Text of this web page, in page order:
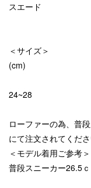
スエード
＜サイズ＞
(cm)
24~28
ローファーの為、普
にて注文されてくださ
＜モデル着用ご参考＞
普段スニーカー